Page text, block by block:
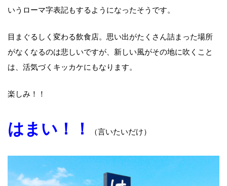
いうローマ字表記もするようになったそうです。
目まぐるしく変わる飲食店。思い出がたくさん詰まった場所
がなくなるのは悲しいですが、新しい風がその地に吹くこと
は、活気づくキッカケにもなります。
楽しみ！！
はまい！！ （言いたいだけ）